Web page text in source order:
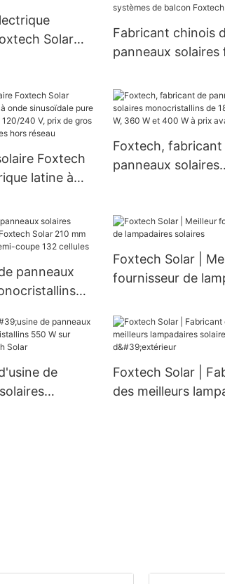
W, 540 W et 550
gros et à prix
Solar
Fabricant chinois
panneaux solaires
systèmes de balcon
Foxtech
Foxtech
latine à
V 120/240 V,
pour les
réseau
Foxtech, fabricant
panneaux solaires
W à prix
panneaux
coupe 132
Foxtech Solar |
fournisseur de
de
Foxtech Solar |
des meilleurs